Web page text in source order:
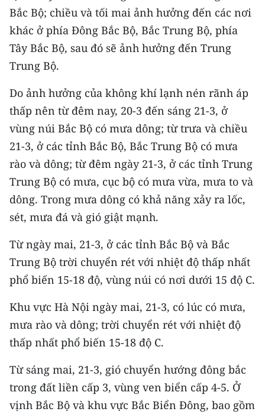
CHƯƠNG TRÌNH OCOP - MỖI XÃ
MỘT SẢN PHẨM
RADIO
MEDIA CENTER
E-Magazine
Video
Media Chính trị
Media Kinh tế
Media Xã hội
Media Pháp luật
Media Du lịch
Media Thế giới
Media Thể thao
Media Giáo dục
Bắc Bộ; chiều và tối mai ảnh hưởng đến các nơi
khác ở phía Đông Bắc Bộ, Bắc Trung Bộ, phía
Tây Bắc Bộ, sau đó sẽ ảnh hưởng đến Trung
Trung Bộ.
Do ảnh hưởng của không khí lạnh nén rãnh áp
thấp nên từ đêm nay, 20-3 đến sáng 21-3, ở
vùng núi Bắc Bộ có mưa dông; từ trưa và chiều
21-3, ở các tỉnh Bắc Bộ, Bắc Trung Bộ có mưa
rào và dông; từ đêm ngày 21-3, ở các tỉnh Trung
Trung Bộ có mưa, cục bộ có mưa vừa, mưa to và
dông. Trong mưa dông có khả năng xảy ra lốc,
sét, mưa đá và gió giật mạnh.
Từ ngày mai, 21-3, ở các tỉnh Bắc Bộ và Bắc
Trung Bộ trời chuyển rét với nhiệt độ thấp nhất
phổ biến 15-18 độ, vùng núi có nơi dưới 15 độ C.
Khu vực Hà Nội ngày mai, 21-3, có lúc có mưa,
mưa rào và dông; trời chuyển rét với nhiệt độ
thấp nhất phổ biến 15-18 độ C.
Từ sáng mai, 21-3, gió chuyển hướng đông bắc
trong đất liền cấp 3, vùng ven biển cấp 4-5. Ở
vịnh Bắc Bộ và khu vực Bắc Biển Đông, bao gồm